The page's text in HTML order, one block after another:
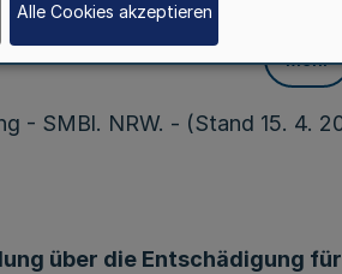
Mehr
- SMBl. NRW. - (Stand 15. 4.
über die Entschädigung
Alle Cookies akzeptieren